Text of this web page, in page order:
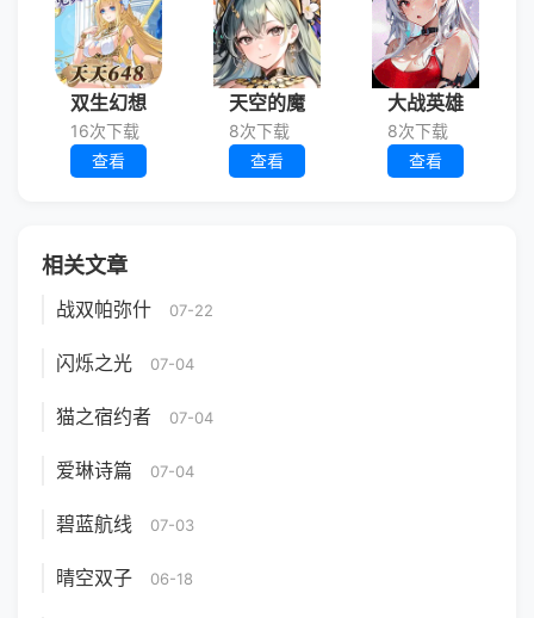
双生幻想
16次下载
查看
天空的魔
8次下载
查看
大战英雄
8次下载
查看
相关文章
战双帕弥什 07-22
闪烁之光 07-04
猫之宿约者 07-04
爱琳诗篇 07-04
碧蓝航线 07-03
晴空双子 06-18